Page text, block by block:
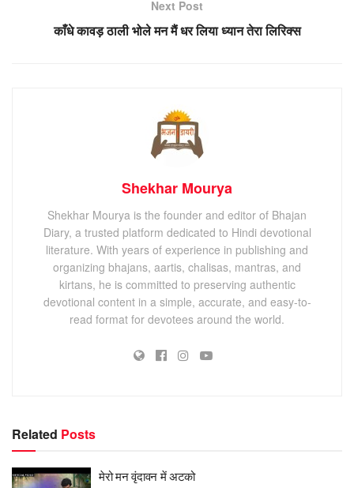
Next Post
काँधे कावड़ ठाली भोले मन मैं धर लिया ध्यान तेरा लिरिक्स
Shekhar Mourya
Shekhar Mourya is the founder and editor of Bhajan
Diary, a trusted platform dedicated to Hindi devotional
literature. With years of experience in publishing and
organizing bhajans, aartis, chalisas, mantras, and
kirtans, he is committed to preserving authentic
devotional content in a simple, accurate, and easy-to-
read format for devotees around the world.
Related Posts
मेरो मन वृंदावन में अटको